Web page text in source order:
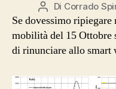
Autore
articolo
Di Corrado
Se dovessimo
mobilità del 15 Ottobre
di rinunciare allo smart